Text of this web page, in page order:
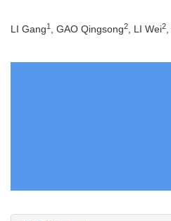
LI Gang1 , GAO Qingsong2 , LI Wei2